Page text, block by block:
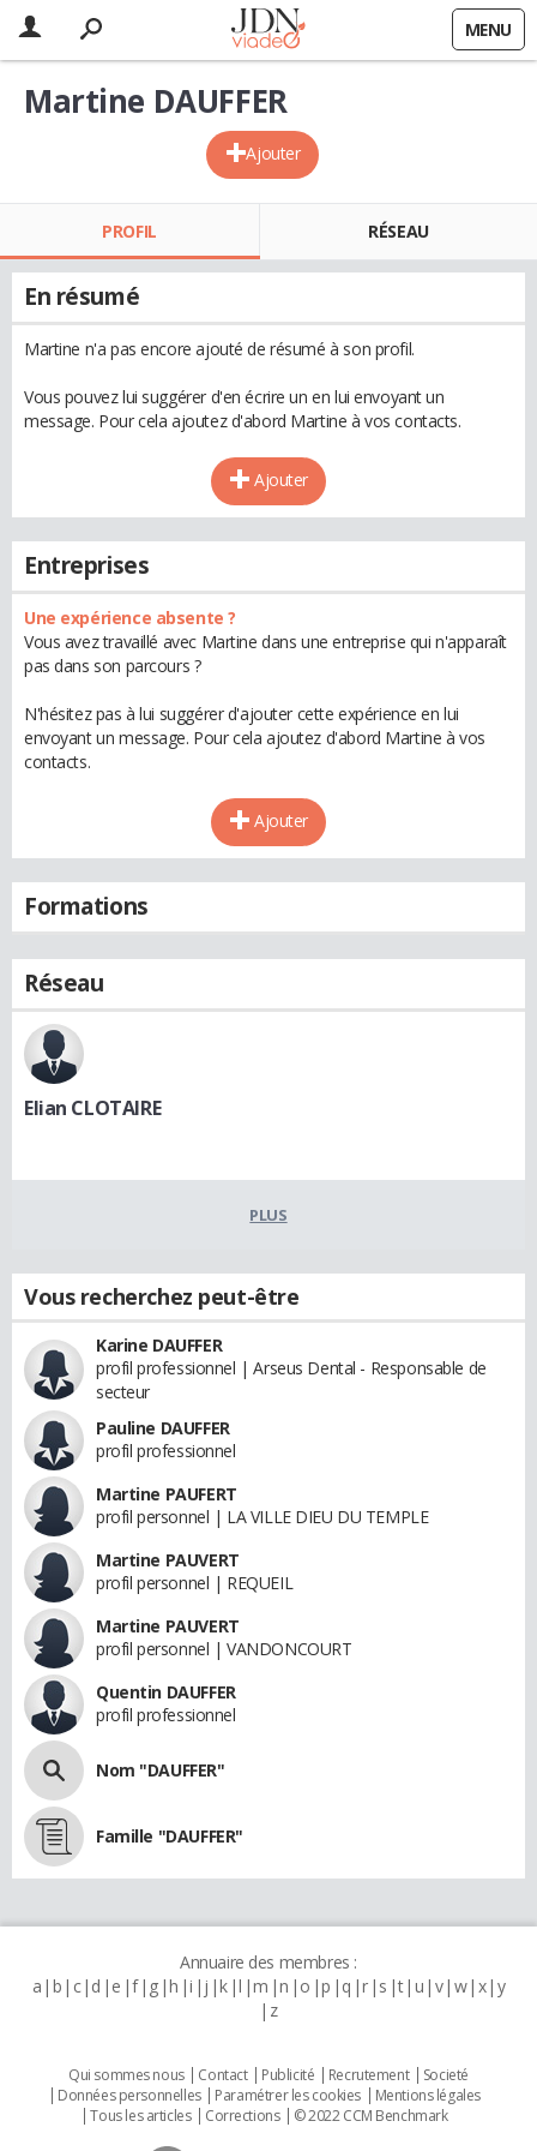
MENU
Ajouter
Martine DAUFFER
PROFIL RÉSEAU
En résumé
Martine n'a pas encore ajouté de résumé à son profil.
Vous pouvez lui suggérer d'en écrire un en lui envoyant un
message. Pour cela ajoutez d'abord Martine à vos contacts.
Ajouter
Entreprises
Une expérience absente ?
Vous avez travaillé avec Martine dans une entreprise qui n'apparaît
pas dans son parcours ?
N'hésitez pas à lui suggérer d'ajouter cette expérience en lui
envoyant un message. Pour cela ajoutez d'abord Martine à vos
contacts.
Ajouter
Formations
Réseau
Elian CLOTAIRE
PLUS
Vous recherchez peut-être
Karine DAUFFER
profil professionnel | Arseus Dental - Responsable de
secteur
Pauline DAUFFER
profil professionnel
Martine PAUFERT
profil personnel | LA VILLE DIEU DU TEMPLE
Martine PAUVERT
profil personnel | REQUEIL
Martine PAUVERT
profil personnel | VANDONCOURT
Quentin DAUFFER
profil professionnel
Nom "DAUFFER"
Famille "DAUFFER"
Annuaire des membres :
a b c d e f g h i j k l m n o p q r s t u v w x y
z
Qui sommes nous Contact Publicité Recrutement
Societé
Données personnelles
Paramétrer les cookies
Mentions légales
Tous les articles
Corrections © 2022 CCM Benchmark